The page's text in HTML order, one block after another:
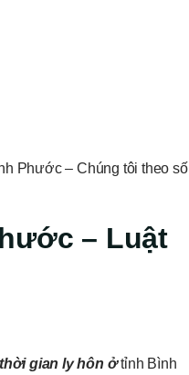
Phước – Chúng tôi theo số
– Luật
thời gian ly hôn ởtỉnh Bình